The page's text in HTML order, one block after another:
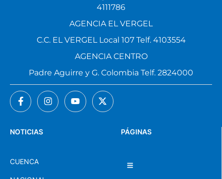
PÁGINAS
NOTICIAS
CUENCA
4111786
AGENCIA EL VERGEL
C.C. EL VERGEL Local 107 Telf. 4103554
AGENCIA CENTRO
Padre Aguirre y G. Colombia Telf. 2824000